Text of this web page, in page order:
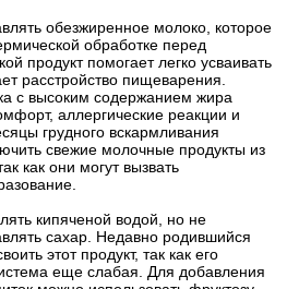
обезжиренное молоко, которое
обработке перед
продукт помогает легко усваивать
расстройство пищеварения.
с высоким содержанием жира
аллергические реакции и
грудного вскармливания
свежие молочные продукты из
как они могут вызвать
кипяченой водой, но не
сахар. Недавно родившийся
этот продукт, так как его
еще слабая. Для добавления